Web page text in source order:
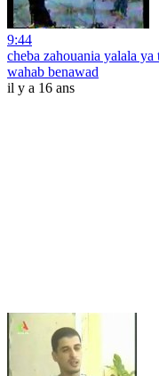
9:44
cheba zahouania yalala ya
wahab benawad
il y a 16 ans